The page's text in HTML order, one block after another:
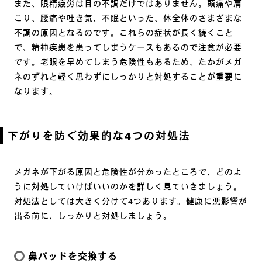
また、眼精疲労は目の不調だけではありません。頭痛や肩
こり、腰痛や吐き気、不眠といった、体全体のさまざまな
不調の原因となるのです。これらの症状が長く続くこと
で、精神疾患を患ってしまうケースもあるので注意が必要
です。老眼を早めてしまう危険性もあるため、たかがメガ
ネのずれと軽く思わずにしっかりと対処することが重要に
なります。
下がりを防ぐ効果的な4つの対処法
メガネが下がる原因と危険性が分かったところで、どのよ
うに対処していけばいいのかを詳しく見ていきましょう。
対処法としては大きく分けて4つあります。健康に悪影響が
出る前に、しっかりと対処しましょう。
鼻パッドを交換する